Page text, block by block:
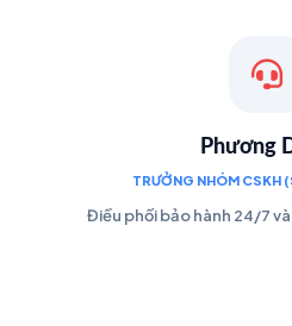
Phương
TRƯỞNG NHÓM CSKH
Điều phối bảo hành 24/7